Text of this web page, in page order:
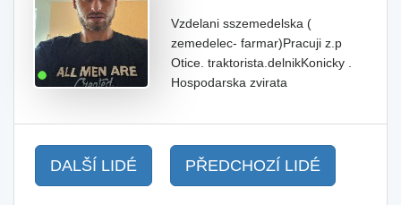
Vzdelani sszemedelska (
zemedelec- farmar)Pracuji z.p
Otice. traktorista.delnikKonicky .
Hospodarska zvirata
DALŠÍ LIDÉ PŘEDCHOZÍ LIDÉ